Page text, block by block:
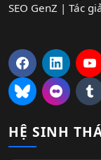
SEO GenZ | Tác
HỆ SINH